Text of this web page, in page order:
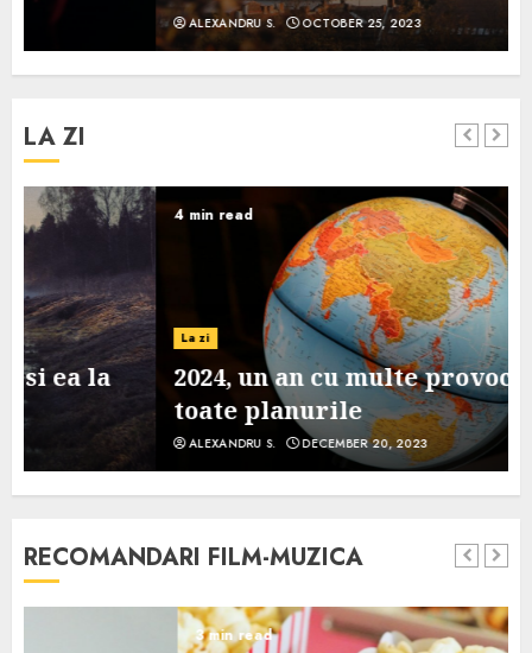
OCTOBER 25, 2023
LA ZI
4 min read
La zi
2024, un an cu multe provocari pe
toate planurile
DECEMBER 20, 2023
RECOMANDARI FILM-MUZICA